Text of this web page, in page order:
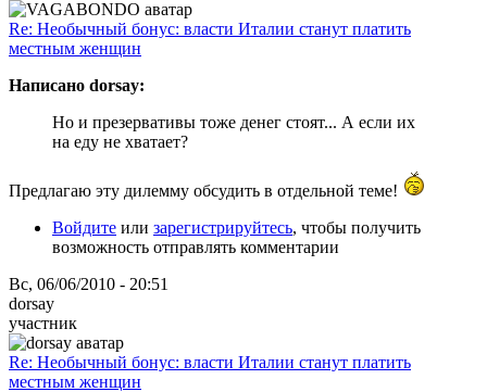
Re: Необычный бонус: власти Италии станут платить
местным женщин
Написано dorsay:
Но и презервативы тоже денег стоят... А если их
на еду не хватает?
Предлагаю эту дилемму обсудить в отдельной теме!
Войдите или зарегистрируйтесь, чтобы получить
возможность отправлять комментарии
Вс, 06/06/2010 - 20:51
dorsay
участник
Re: Необычный бонус: власти Италии станут платить
местным женщин